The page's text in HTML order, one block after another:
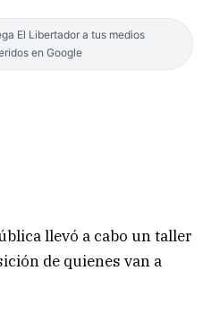
El Libertador a tus medios
en Google
llevó a cabo un taller
de quienes van a